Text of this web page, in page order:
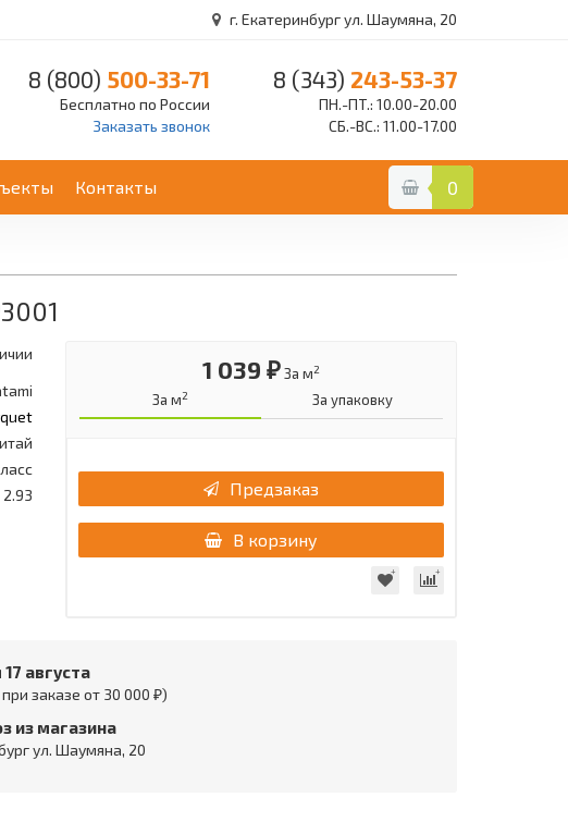
г. Екатеринбург ул. Шаумяна, 20
8 (800) 500-33-71
Бесплатно по России
Заказать звонок
8 (343) 243-53-37
ПН.-ПТ.: 10.00-20.00
СБ.-ВС.: 11.00-17.00
Контакты 0
2.93
1 039 ₽За м2
За м2 За упаковку
Предзаказ
В корзину
августа
заказе от 30 000 ₽)
из магазина
ул. Шаумяна, 20